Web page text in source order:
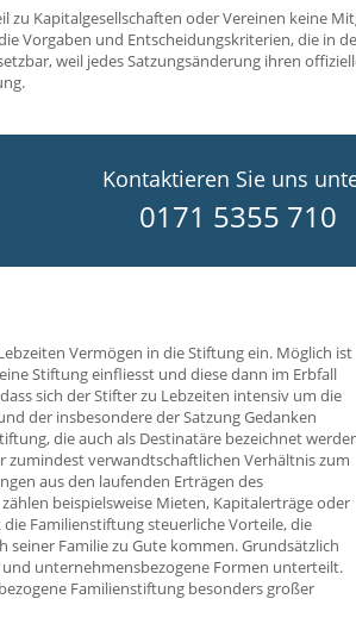
zu Kapitalgesellschaften oder Vereinen keine
Vorgaben und Entscheidungskriterien, die in
weil jedes Satzungsänderung ihren
Kontaktieren Sie uns
0171 5355 710
Vermögen in die Stiftung ein. Möglich ist
Stiftung einfliesst und diese dann im Erbfall
sich der Stifter zu Lebzeiten intensiv um die
der insbesondere der Satzung Gedanken
die auch als Destinatäre bezeichnet
zumindest verwandtschaftlichen Verhältnis zum
aus den laufenden Erträgen des
beispielsweise Mieten, Kapitalerträge oder
Familienstiftung steuerliche Vorteile, die
Familie zu Gute kommen. Grundsätzlich
unternehmensbezogene Formen unterteilt.
Familienstiftung besonders großer